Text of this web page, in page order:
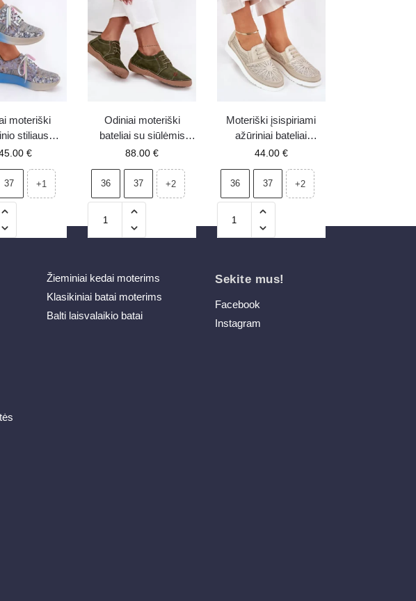
moteriški
stiliaus
ant
06 mėlyni
€
37 +1
Odiniai moteriški
bateliai su siūlėmis
Artiker 57C2112 žali
88.00€
36 37 +2
Moteriški įsispiriami
ažūriniai bateliai
auksinės spalvos
44.00 €
36 37 +2
Žieminiai kedai moterims
Klasikiniai batai moterims
Balti laisvalaikio batai
Sekite mus!
Facebook
Instagram